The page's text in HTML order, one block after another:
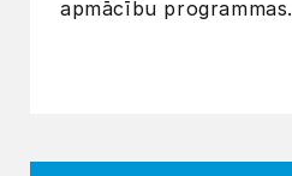
apmācību programmas.